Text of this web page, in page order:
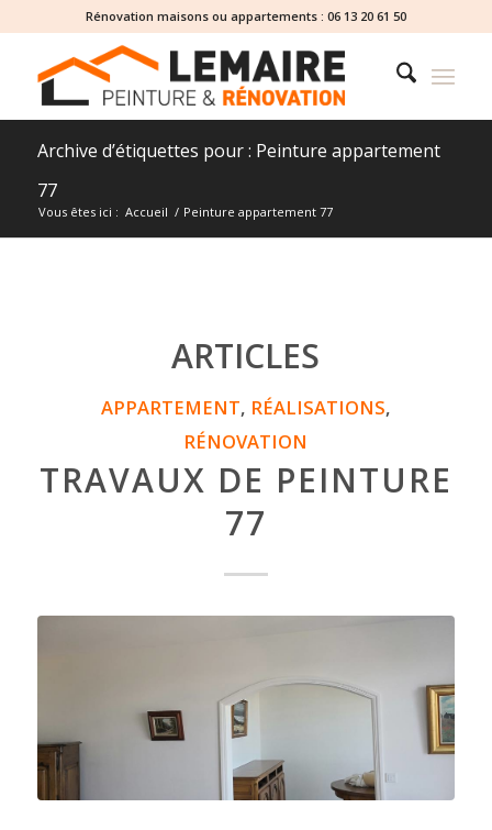
Rénovation maisons ou appartements : 06 13 20 61 50
Archive d’étiquettes pour : Peinture appartement
77
Vous êtes ici : Accueil / Peinture appartement 77
ARTICLES
APPARTEMENT, RÉALISATIONS,
RÉNOVATION
TRAVAUX DE PEINTURE
77